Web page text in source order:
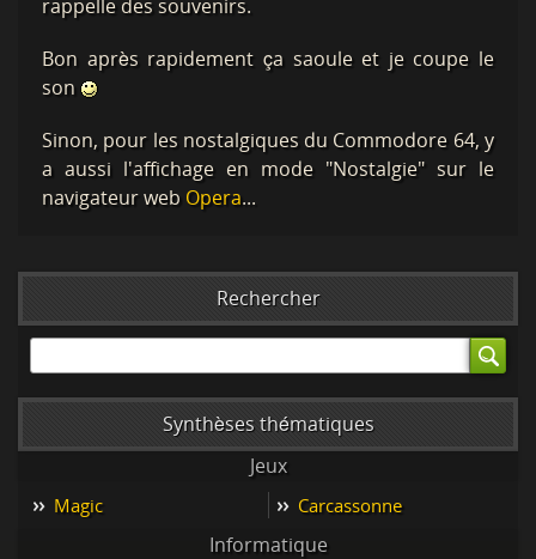
rappelle des souvenirs.
Bon après rapidement ça saoule et je coupe le
son
Sinon, pour les nostalgiques du Commodore 64, y
a aussi l'affichage en mode "Nostalgie" sur le
navigateur web Opera...
Rechercher
Synthèses thématiques
Jeux
Magic Carcassonne
Informatique